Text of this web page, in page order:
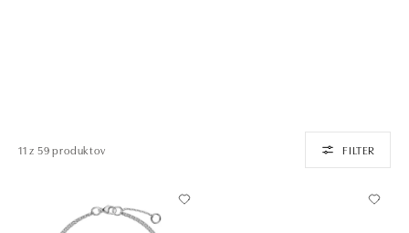
11 z 59 produktov FILTER